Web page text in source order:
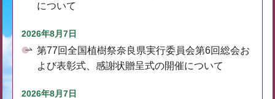
について
2026年8月7日
第77回全国植樹祭奈良県実行委員会第6回総会お
よび表彰式、感謝状贈呈式の開催について
2026年8月7日